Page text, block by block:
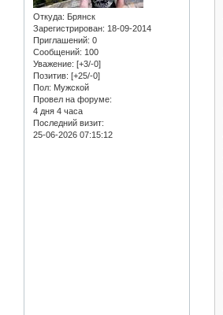
Откуда: Брянск
Зарегистрирован: 18-09-2014
Приглашений: 0
Сообщений: 100
Уважение: [+3/-0]
Позитив: [+25/-0]
Пол: Мужской
Провел на форуме:
4 дня 4 часа
Последний визит:
25-06-2026 07:15:12